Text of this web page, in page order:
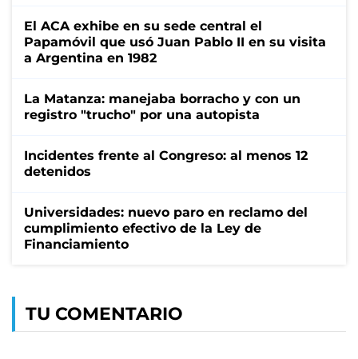
El ACA exhibe en su sede central el
Papamóvil que usó Juan Pablo II en su visita
a Argentina en 1982
La Matanza: manejaba borracho y con un
registro "trucho" por una autopista
Incidentes frente al Congreso: al menos 12
detenidos
Universidades: nuevo paro en reclamo del
cumplimiento efectivo de la Ley de
Financiamiento
TU COMENTARIO